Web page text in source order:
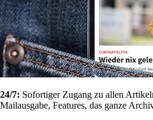
24/7: Sofortiger Zugang zu allen
Mailausgabe, Features, das ganze